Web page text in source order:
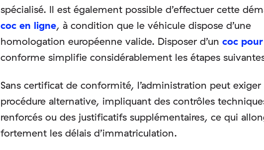
spécialisé. Il est également possible d’effectuer cette
coc en ligne, à condition que le véhicule dispose d’une
homologation européenne valide. Disposer d’un coc
conforme simplifie considérablement les étapes
Sans certificat de conformité, l’administration peut exiger
procédure alternative, impliquant des contrôles
renforcés ou des justificatifs supplémentaires, ce qui
fortement les délais d’immatriculation.